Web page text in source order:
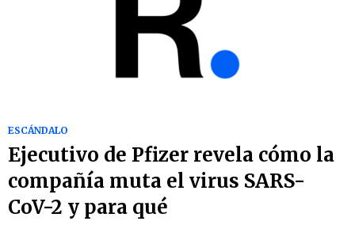
ESCÁNDALO
Ejecutivo de Pfizer revela cómo la
compañía muta el virus SARS-
CoV-2 y para qué